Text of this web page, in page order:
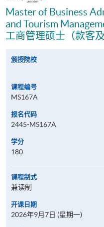
Master of Business
and Tourism
工商管理硕士（款客
颁授院校
课程编号
MS167A
报名代码
2445-MS167A
学分
180
课程制式
兼读制
开课日期
2026年9月7日 (星期一)